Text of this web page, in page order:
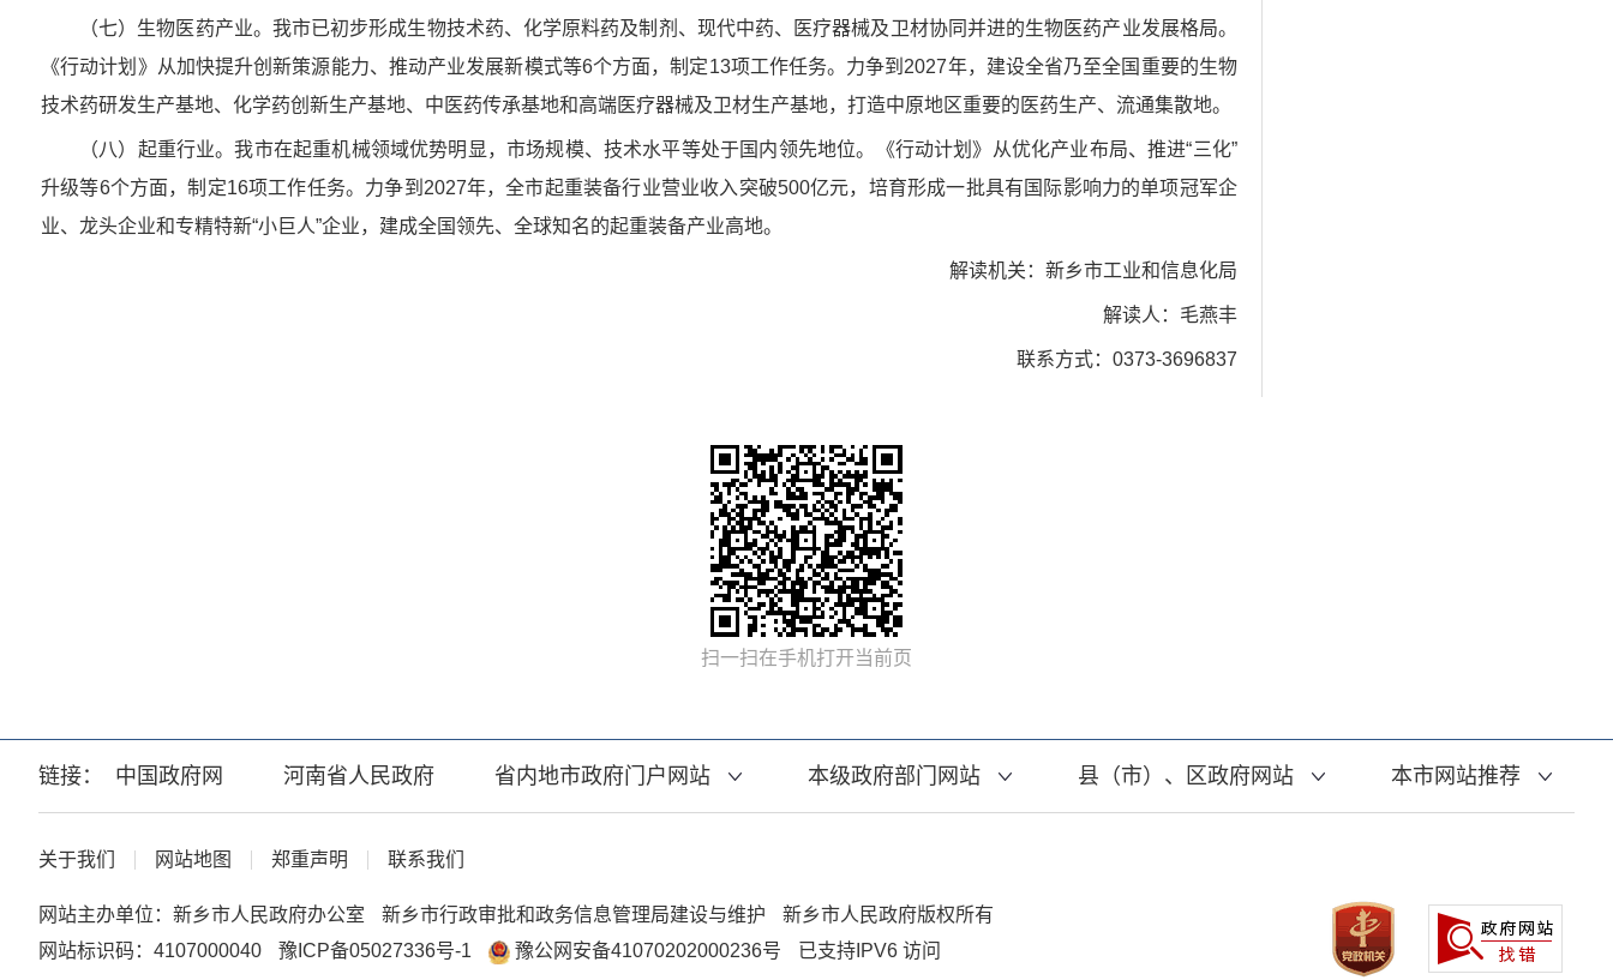
（七）生物医药产业。我市已初步形成生物技术药、化学原料药及制剂、现代中药、医疗器械及卫材协同并进的生物医药产业发展格局。
《行动计划》从加快提升创新策源能力、推动产业发展新模式等6个方面，制定13项工作任务。力争到2027年，建设全省乃至全国重要的生物
技术药研发生产基地、化学药创新生产基地、中医药传承基地和高端医疗器械及卫材生产基地，打造中原地区重要的医药生产、流通集散地。
（八）起重行业。我市在起重机械领域优势明显，市场规模、技术水平等处于国内领先地位。《行动计划》从优化产业布局、推进“三化”
升级等6个方面，制定16项工作任务。力争到2027年，全市起重装备行业营业收入突破500亿元，培育形成一批具有国际影响力的单项冠军企
业、龙头企业和专精特新“小巨人”企业，建成全国领先、全球知名的起重装备产业高地。
解读机关：新乡市工业和信息化局
解读人：毛燕丰
联系方式：0373-3696837
扫一扫在手机打开当前页
链接： 中国政府网 河南省人民政府 省内地市政府门户网站 本级政府部门网站 县（市）、区政府网站 本市网站推荐
关于我们 网站地图 郑重声明 联系我们
网站主办单位：新乡市人民政府办公室 新乡市行政审批和政务信息管理局建设与维护
新乡市人民政府版权所有
网站标识码：4107000040
豫ICP备05027336号-1 豫公网安备41070202000236号 已支持IPV6 访问